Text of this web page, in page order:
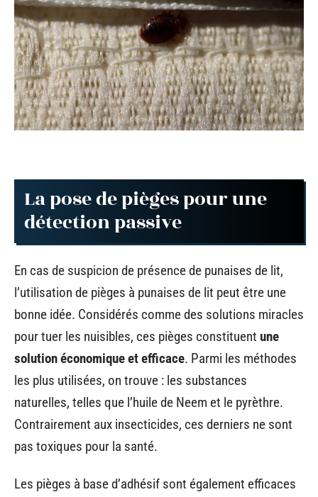
La pose de pièges pour une
détection passive
En cas de suspicion de présence de punaises de lit,
l’utilisation de pièges à punaises de lit peut être une
bonne idée. Considérés comme des solutions miracles
pour tuer les nuisibles, ces pièges constituent une
solution économique et efficace. Parmi les méthodes
les plus utilisées, on trouve : les substances
naturelles, telles que l’huile de Neem et le pyrèthre.
Contrairement aux insecticides, ces derniers ne sont
pas toxiques pour la santé.
Les pièges à base d’adhésif sont également efficaces